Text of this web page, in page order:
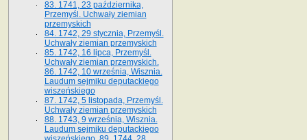
83. 1741, 23 października,
Przemyśl. Uchwały ziemian
przemyskich
84. 1742, 29 stycznia, Przemyśl.
Uchwały ziemian przemyskich
85. 1742, 16 lipca, Przemyśl.
Uchwały ziemian przemyskich.
86. 1742, 10 września, Wisznia.
Laudum sejmiku deputackiego
wiszeńskiego
87. 1742, 5 listopada, Przemyśl.
Uchwały ziemian przemyskich
88. 1743, 9 września, Wisznia.
Laudum sejmiku deputackiego